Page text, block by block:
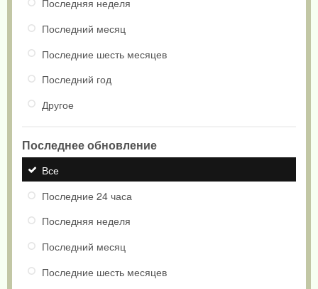
Последний месяц
Последние шесть месяцев
Последний год
Другое
Последнее обновление
Все
Последние 24 часа
Последняя неделя
Последний месяц
Последние шесть месяцев